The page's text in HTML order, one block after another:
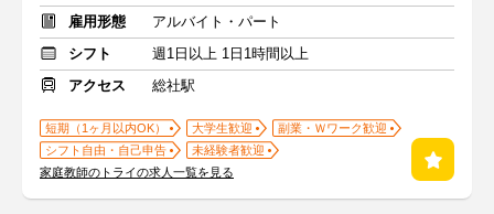
雇用形態
アルバイト・パート
シフト
週1日以上 1日1時間以上
アクセス
総社駅
短期（1ヶ月以内OK） 大学生歓迎
副業・Ｗワーク歓迎
シフト自由・自己申告
未経験者歓迎
家庭教師のトライの求人一覧を見る